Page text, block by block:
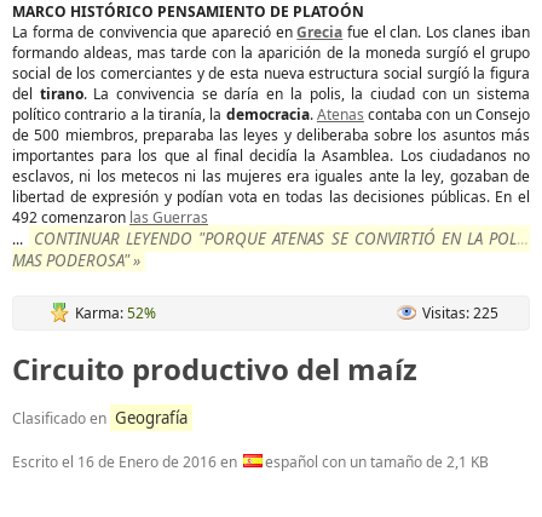
MARCO HISTÓRICO PENSAMIENTO DE PLATOÓN
La forma de convivencia que apareció enGrecia fue el clan. Los clanes iban
formando aldeas, mas tarde con la aparición de la moneda surgíó el grupo
social de los comerciantes y de esta nueva estructura social surgíó la figura
del tirano. La convivencia se daría en la polis, la ciudad con un sistema
político contrario a la tiranía, la democracia.Atenas contaba con un Consejo
de 500 miembros, preparaba las leyes y deliberaba sobre los asuntos más
importantes para los que al final decidía la Asamblea. Los ciudadanos no
esclavos, ni los metecos ni las mujeres era iguales ante la ley, gozaban de
libertad de expresión y podían vota en todas las decisiones públicas. En el
492 comenzaron las Guerras
... CONTINUAR LEYENDO "PORQUE ATENAS SE CONVIRTIÓ EN LA POLIS
MAS PODEROSA" »
Karma:52% Visitas: 225
Circuito productivo del maíz
Clasificado en Geografía
Escrito el 16 de Enero de 2016en español con un tamaño de 2,1 KB